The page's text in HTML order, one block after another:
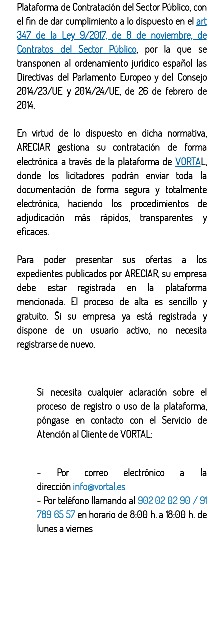
Plataforma de Contratación del Sector Público, con
el fin de dar cumplimiento a lo dispuesto en el art
347 de la Ley 9/2017, de 8 de noviembre, de
Contratos del Sector Público, por la que se
transponen al ordenamiento jurídico español las
Directivas del Parlamento Europeo y del Consejo
2014/23/UE y 2014/24/UE, de 26 de febrero de
2014.
En virtud de lo dispuesto en dicha normativa,
ARECIAR gestiona su contratación de forma
electrónica a través de la plataforma de VORTAL,
donde los licitadores podrán enviar toda la
documentación de forma segura y totalmente
electrónica, haciendo los procedimientos de
adjudicación más rápidos, transparentes y
eficaces.
Para poder presentar sus ofertas a los
expedientes publicados por ARECIAR, su empresa
debe estar registrada en la plataforma
mencionada. El proceso de alta es sencillo y
gratuito. Si su empresa ya está registrada y
dispone de un usuario activo, no necesita
registrarse de nuevo.
Si necesita cualquier aclaración sobre el
proceso de registro o uso de la plataforma,
póngase en contacto con el Servicio de
Atención al Cliente de VORTAL:
- Por correo electrónico a la
dirección info@vortal.es
- Por teléfono llamando al902 02 02 90 / 91
789 65 57en horario de 8:00 h. a 18:00 h. de
lunes a viernes